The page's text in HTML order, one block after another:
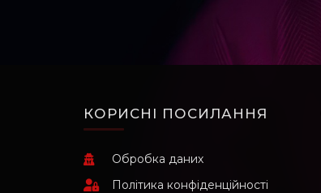
КОРИСНІ ПОСИЛАННЯ
Обробка даних
Політика конфіденційності